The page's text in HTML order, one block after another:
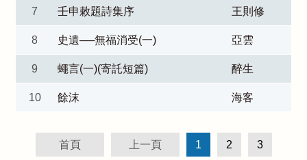
7 壬申敕題詩集序 王則修
8 史遺──無福消受(一) 亞雲
9 蠅言(一)(寄託短篇) 醉生
10 餘沫 海客
首頁 上一頁 1 2 3